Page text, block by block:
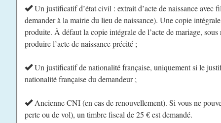
Un justificatif d’état civil : extrait d’acte de naissance avec
demander à la mairie du lieu de naissance). Une copie
produite. À défaut la copie intégrale de l’acte de mariage,
produire l’acte de naissance précité ;
Un justificatif de nationalité française, uniquement si le
nationalité française du demandeur ;
Ancienne CNI (en cas de renouvellement). Si vous ne
perte ou de vol), un timbre fiscal de 25 € est demandé.